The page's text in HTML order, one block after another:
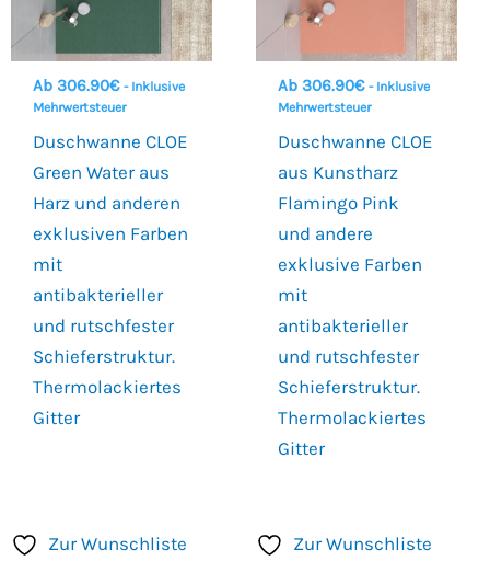
Ab 306.90€ - Inklusive
Mehrwertsteuer
Duschwanne CLOE
Green Water aus
Harz und anderen
exklusiven Farben
mit
antibakterieller
und rutschfester
Schieferstruktur.
Thermolackiertes
Gitter
Ab 306.90€ - Inklusive
Mehrwertsteuer
Duschwanne CLOE
aus Kunstharz
Flamingo Pink
und andere
exklusive Farben
mit
antibakterieller
und rutschfester
Schieferstruktur.
Thermolackiertes
Gitter
Zur Wunschliste
Zur Wunschliste